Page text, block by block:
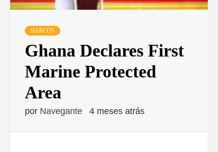
BARCOS
Ghana Declares First
Marine Protected
Area
por Navegante 4 meses atrás